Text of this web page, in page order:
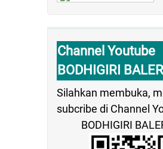
Channel Youtube
BODHIGIRI
Silahkan membuka,
subcribe di Channel
BODHIGIRI